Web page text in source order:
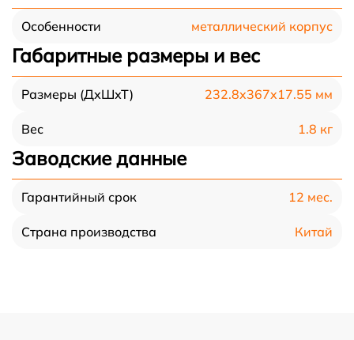
Особенности металлический корпус
Габаритные размеры и вес
Размеры (ДхШхТ) 232.8x367x17.55 мм
Вес 1.8 кг
Заводские данные
Гарантийный срок 12 мес.
Страна производства Китай